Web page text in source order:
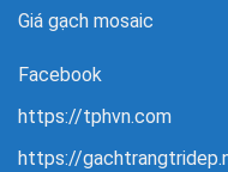
Giá gạch mosaic
Facebook
https://tphvn.com
https://